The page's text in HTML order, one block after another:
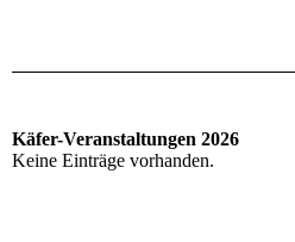
Käfer-Veranstaltungen 2026
Keine Einträge vorhanden.